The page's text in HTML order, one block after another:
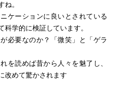
ね。
ケーションに良いとされている
科学的に検証しています。
必要なのか？「微笑」と「ゲラ
を読めば昔から人々を魅了し、
改めて驚かされます